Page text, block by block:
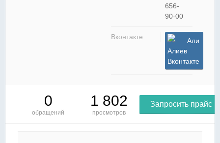
656-
90-00
Вконтакте
Али
Алиев
Вконтакте
0
обращений
1 802
просмотров
Запросить прайс